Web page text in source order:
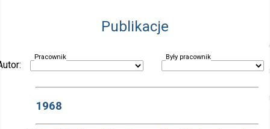
Publikacje
Pracownik Były pracownik
1968